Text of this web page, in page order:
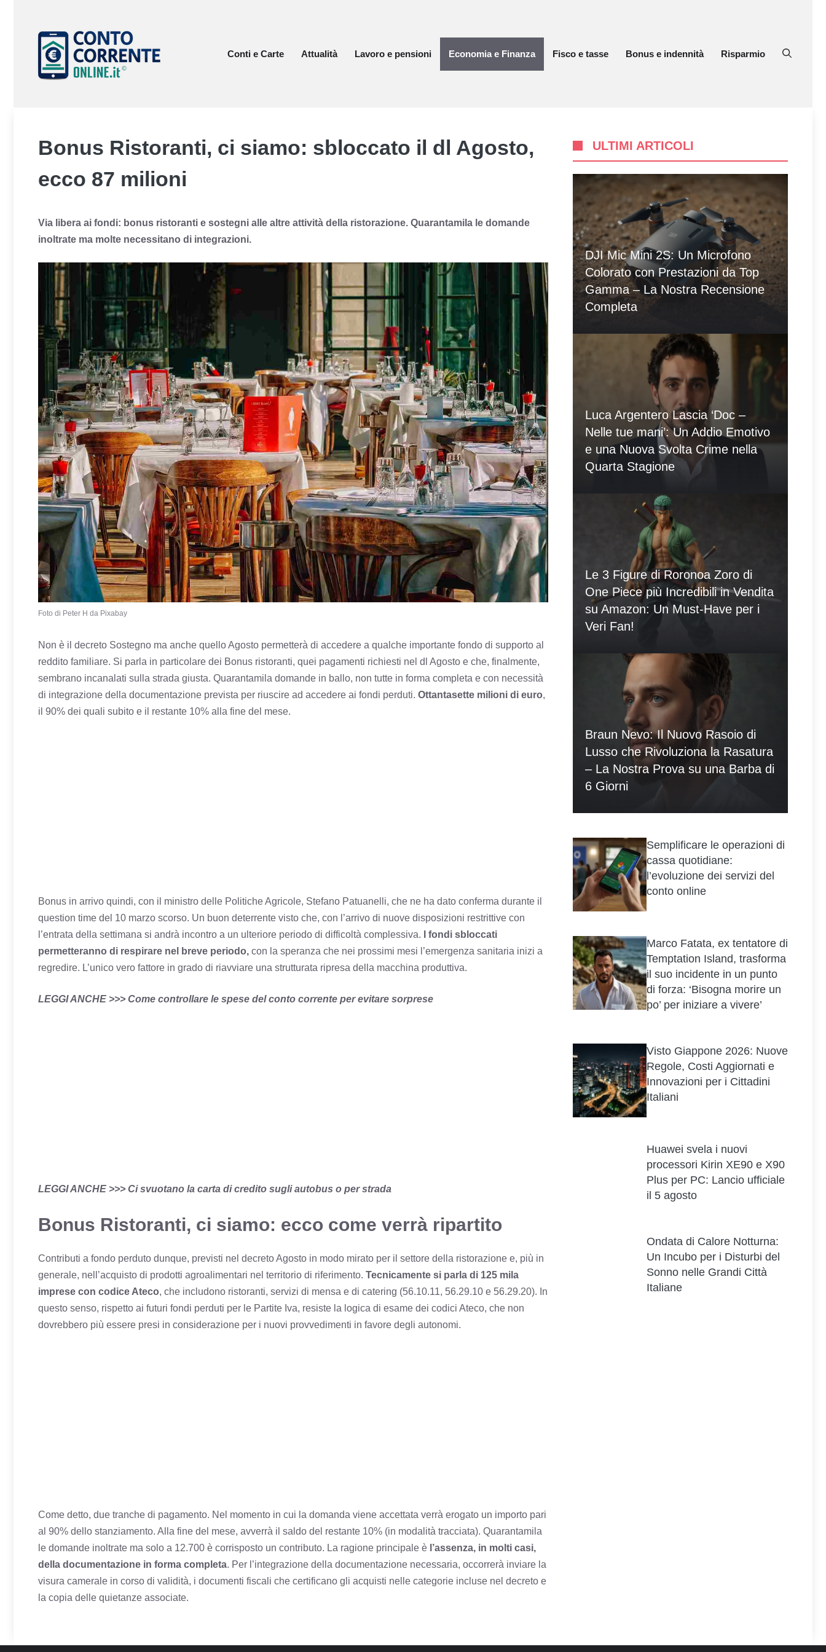
contenuto
Conti e Carte
Attualità Lavoro e pensioni Economia e Finanza Fisco e tasse Bonus e indennità Risparmio
Bonus Ristoranti, ci siamo: sbloccato il dl Agosto,
ecco 87 milioni
Via libera ai fondi: bonus ristoranti e sostegni alle altre attività della ristorazione. Quarantamila le domande
inoltrate ma molte necessitano di integrazioni.
Foto di Peter H da Pixabay
Non è il decreto Sostegno ma anche quello Agosto permetterà di accedere a qualche importante fondo di supporto al
reddito familiare. Si parla in particolare dei Bonus ristoranti, quei pagamenti richiesti nel dl Agosto e che, finalmente,
sembrano incanalati sulla strada giusta. Quarantamila domande in ballo, non tutte in forma completa e con necessità
di integrazione della documentazione prevista per riuscire ad accedere ai fondi perduti. Ottantasette milioni di euro,
il 90% dei quali subito e il restante 10% alla fine del mese.
Bonus in arrivo quindi, con il ministro delle Politiche Agricole, Stefano Patuanelli, che ne ha dato conferma durante il
question time del 10 marzo scorso. Un buon deterrente visto che, con l’arrivo di nuove disposizioni restrittive con
l’entrata della settimana si andrà incontro a un ulteriore periodo di difficoltà complessiva.
I fondi sbloccati
permetteranno di respirare nel breve periodo, con la speranza che nei prossimi mesi l’emergenza sanitaria inizi a
regredire. L’unico vero fattore in grado di riavviare una strutturata ripresa della macchina produttiva.
LEGGI ANCHE >>> Come controllare le spese del conto corrente per evitare sorprese
LEGGI ANCHE >>> Ci svuotano la carta di credito sugli autobus o per strada
Bonus Ristoranti, ci siamo: ecco come verrà ripartito
Contributi a fondo perduto dunque, previsti nel decreto Agosto in modo mirato per il settore della ristorazione e, più in
generale, nell’acquisto di prodotti agroalimentari nel territorio di riferimento. Tecnicamente si parla di 125 mila
imprese con codice Ateco, che includono ristoranti, servizi di mensa e di catering (56.10.11, 56.29.10 e 56.29.20). In
questo senso, rispetto ai futuri fondi perduti per le Partite Iva, resiste la logica di esame dei codici Ateco, che non
dovrebbero più essere presi in considerazione per i nuovi provvedimenti in favore degli autonomi.
Come detto, due tranche di pagamento. Nel momento in cui la domanda viene accettata verrà erogato un importo pari
al 90% dello stanziamento. Alla fine del mese, avverrà il saldo del restante 10% (in modalità tracciata). Quarantamila
le domande inoltrate ma solo a 12.700 è corrisposto un contributo. La ragione principale è l’assenza, in molti casi,
della documentazione in forma completa. Per l’integrazione della documentazione necessaria, occorrerà inviare la
visura camerale in corso di validità, i documenti fiscali che certificano gli acquisti nelle categorie incluse nel decreto e
la copia delle quietanze associate.
ULTIMI ARTICOLI
DJI Mic Mini 2S: Un Microfono
Colorato con Prestazioni da Top
Gamma – La Nostra Recensione
Completa
Luca Argentero Lascia ‘Doc –
Nelle tue mani’: Un Addio Emotivo
e una Nuova Svolta Crime nella
Quarta Stagione
Le 3 Figure di Roronoa Zoro di
One Piece più Incredibili in Vendita
su Amazon: Un Must-Have per i
Veri Fan!
Braun Nevo: Il Nuovo Rasoio di
Lusso che Rivoluziona la Rasatura
– La Nostra Prova su una Barba di
6 Giorni
Semplificare le operazioni di
cassa quotidiane:
l’evoluzione dei servizi del
conto online
Marco Fatata, ex tentatore di
Temptation Island, trasforma
il suo incidente in un punto
di forza: ‘Bisogna morire un
po’ per iniziare a vivere’
Visto Giappone 2026: Nuove
Regole, Costi Aggiornati e
Innovazioni per i Cittadini
Italiani
Huawei svela i nuovi
processori Kirin XE90 e X90
Plus per PC: Lancio ufficiale
il 5 agosto
Ondata di Calore Notturna:
Un Incubo per i Disturbi del
Sonno nelle Grandi Città
Italiane